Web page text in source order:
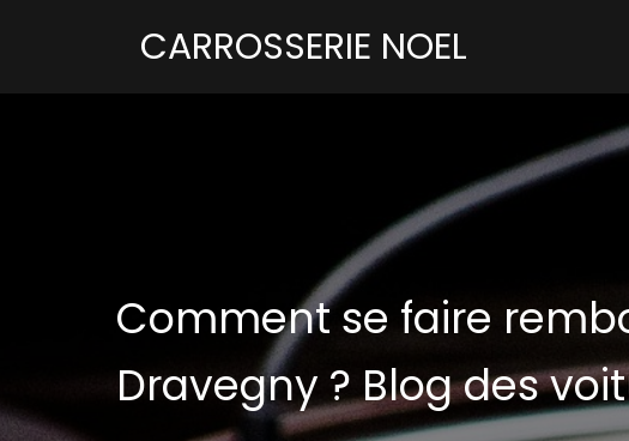
CARROSSERIE NOEL
Comment se faire
Dravegny ?Blog des